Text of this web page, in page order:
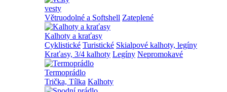
vesty
Větruodolné a Softshell Zateplené
Kalhoty a kraťasy
Cyklistické Turistické Skialpové kalhoty, legíny
Kraťasy, 3/4 kalhoty Legíny Nepromokavé
Termoprádlo
Trička, Tílka Kalhoty